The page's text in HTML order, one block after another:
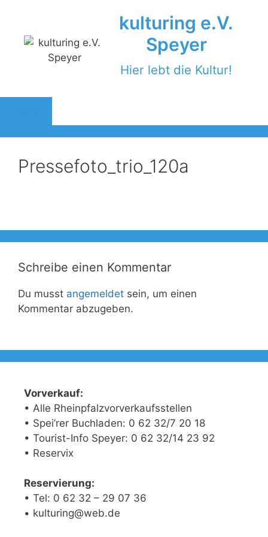
springen
kulturing e.V.
Speyer
Hier lebt die Kultur!
Pressefoto_trio_120a
Schreibe einen Kommentar
Du musst angemeldet sein, um einen
Kommentar abzugeben.
Vorverkauf:
• Alle Rheinpfalzvorverkaufsstellen
• Spei’rer Buchladen: 0 62 32/7 20 18
• Tourist-Info Speyer: 0 62 32/14 23 92
• Reservix
Reservierung:
• Tel: 0 62 32 – 29 07 36
• kulturing@web.de